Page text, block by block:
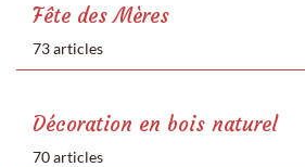
Fête des Mères
73 articles
Décoration en bois naturel
70 articles